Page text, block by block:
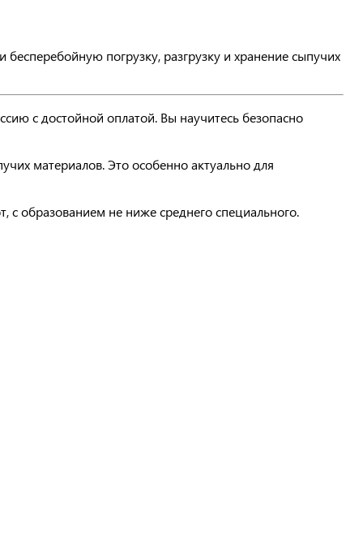
погрузку, разгрузку и хранение сыпучих
с достойной оплатой. Вы научитесь безопасно
материалов. Это особенно актуально для
образованием не ниже среднего специального.